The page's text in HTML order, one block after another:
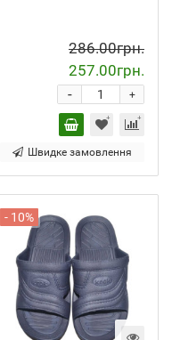
286.00грн.
257.00грн.
+
-
Швидке замовлення
- 10%